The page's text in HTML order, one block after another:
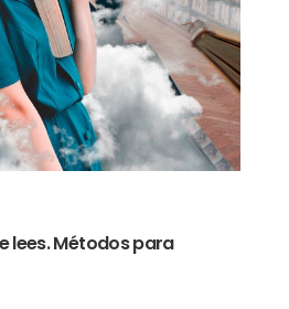
lees. Métodos para